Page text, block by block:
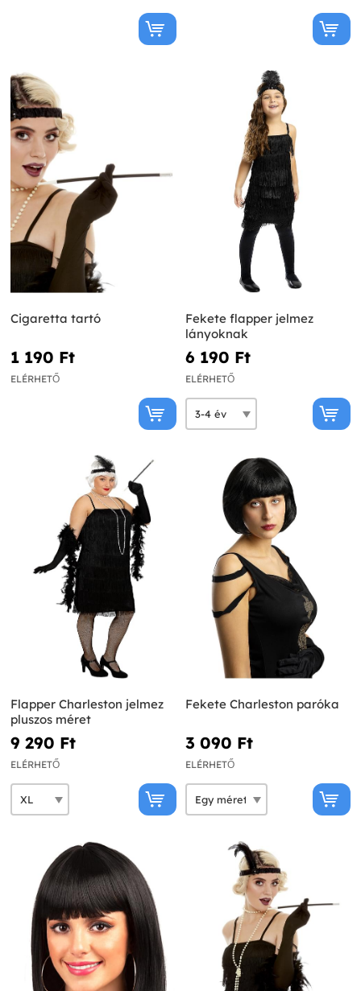
Cigaretta tartó
1 190 Ft‎
ELÉRHETŐ
Fekete flapper jelmez
lányoknak
6 190 Ft‎
ELÉRHETŐ
Flapper Charleston jelmez
pluszos méret
9 290 Ft‎
ELÉRHETŐ
Fekete Charleston paróka
3 090 Ft‎
ELÉRHETŐ